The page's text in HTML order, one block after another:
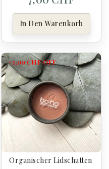
In Den Warenkorb
214 Pivoine - Boho
Organischer Lidschatten
-3,00 CHFOFF